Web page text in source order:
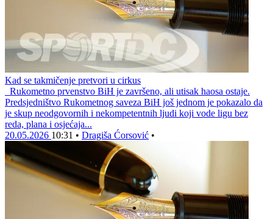
Kad se takmičenje pretvori u cirkus
Rukometno prvenstvo BiH je završeno, ali utisak haosa ostaje.
Predsjedništvo Rukometnog saveza BiH još jednom je pokazalo da
je skup neodgovornih i nekompetentnih ljudi koji vode ligu bez
reda, plana i osjećaja...
20.05.2026 10:31 • Dragiša Ćorsović •